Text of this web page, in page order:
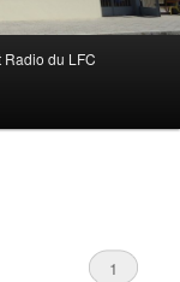
Radio du LFC
1